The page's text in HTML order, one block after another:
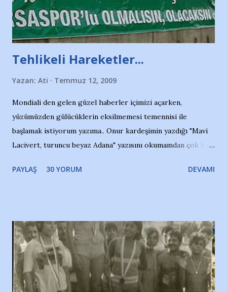
Tehlikeli Hareketler...
Yazan: Ati Temmuz 12, 2009
Mondiali den gelen güzel haberler içimizi açarken,
yüzümüzden gülücüklerin eksilmemesi temennisi ile
başlamak istiyorum yazıma.. Onur kardeşimin yazdığı "Mavi
Lacivert, turuncu beyaz Adana" yazısını okumamdan çok kısa
irkildim.. "Bursasporlu taraftarlar, İstanbul takımlarının
ve ürünlerini Bursa şehrinde görmek istemediklerini bir
protesto eylemiyle açıkladıklarını bildiriyordu.. Bu grup
adına açıklama yapan şahsı muhterem(!) ''Açık ve net olarak
söylüyoruz. Bu son uyarımızdır. Bunun yanısıra, bu takımlara
ait tanıtıcı ilanların asılmasına izin veren Bursa Büyükşehir
PAYLAŞ 30 YORUM DEVAMI